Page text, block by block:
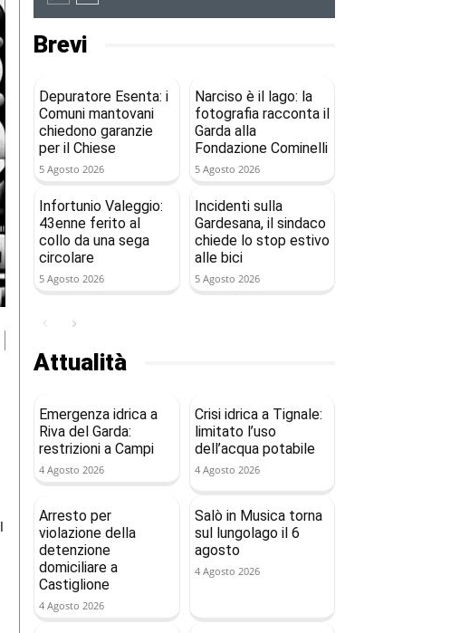
Brevi
Depuratore Esenta: i
Comuni mantovani
chiedono garanzie
per il Chiese
5 Agosto 2026
Narciso è il lago: la
fotografia racconta il
Garda alla
Fondazione Cominelli
5 Agosto 2026
Infortunio Valeggio:
43enne ferito al
collo da una sega
circolare
5 Agosto 2026
Incidenti sulla
Gardesana, il sindaco
chiede lo stop estivo
alle bici
5 Agosto 2026
Attualità
Emergenza idrica a
Riva del Garda:
restrizioni a Campi
4 Agosto 2026
Crisi idrica a Tignale:
limitato l’uso
dell’acqua potabile
4 Agosto 2026
Arresto per
violazione della
detenzione
domiciliare a
Castiglione
4 Agosto 2026
Salò in Musica torna
sul lungolago il 6
agosto
4 Agosto 2026